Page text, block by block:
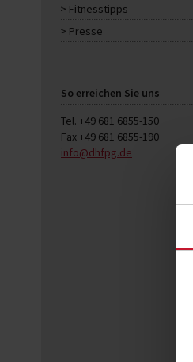
Fitnesstipps
Presse
So erreichen Sie uns
Tel. +49 681 6855-150
Fax +49 681 6855-190
info@dhfpg.de